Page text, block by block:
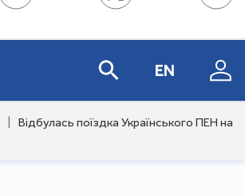
EN
Відбулась поїздка Українського ПЕН на